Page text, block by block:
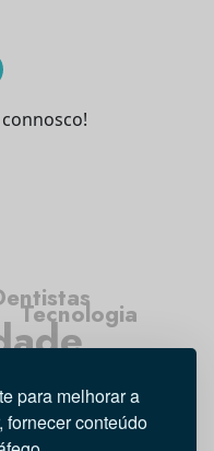
para melhorar a
conteúdo
Tecnologia